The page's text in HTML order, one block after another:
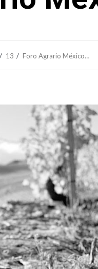
13 Foro Agrario México…